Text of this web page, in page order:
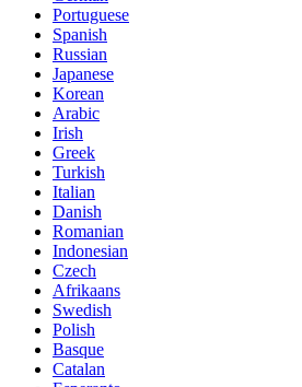
Portuguese
Spanish
Russian
Japanese
Korean
Arabic
Irish
Greek
Turkish
Italian
Danish
Romanian
Indonesian
Czech
Afrikaans
Swedish
Polish
Basque
Catalan